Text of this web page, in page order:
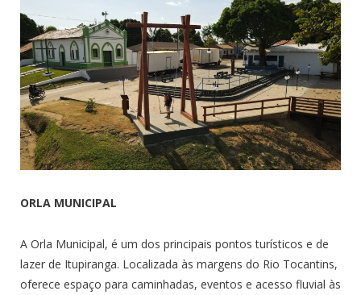
ORLA MUNICIPAL
A Orla Municipal, é um dos principais pontos turísticos e de
lazer de Itupiranga. Localizada às margens do Rio Tocantins,
oferece espaço para caminhadas, eventos e acesso fluvial às